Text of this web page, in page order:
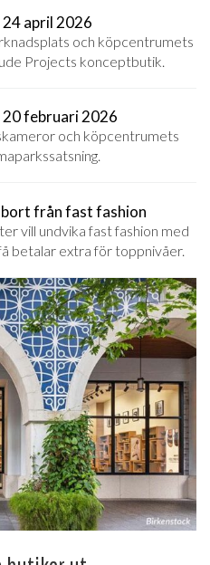
april 2026
och köpcentrumets
Projects konceptbutik.
februari 2026
och köpcentrumets
från fast fashion
vill undvika fast fashion med
betalar extra för toppnivåer.